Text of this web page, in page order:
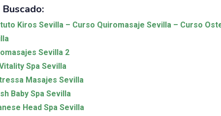
Kiros Sevilla – Curso Quiromasaje Sevilla – Curso
Sevilla 2
Spa Sevilla
Masajes Sevilla
Baby Spa Sevilla
Head Spa Sevilla